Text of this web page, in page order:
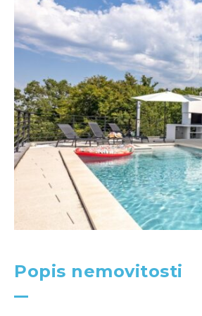
Popis nemovitosti